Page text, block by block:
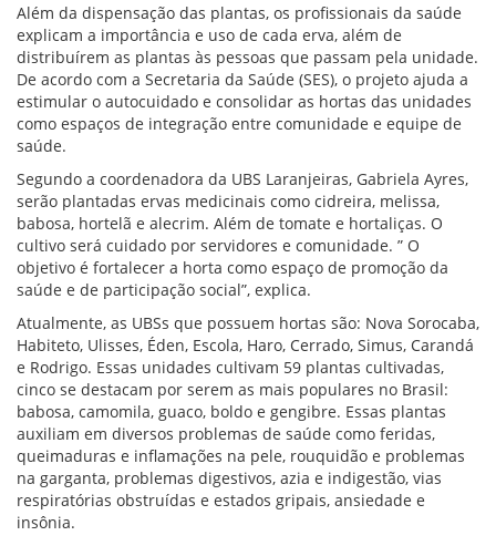
Além da dispensação das plantas, os profissionais da saúde
explicam a importância e uso de cada erva, além de
distribuírem as plantas às pessoas que passam pela unidade.
De acordo com a Secretaria da Saúde (SES), o projeto ajuda a
estimular o autocuidado e consolidar as hortas das unidades
como espaços de integração entre comunidade e equipe de
saúde.
Segundo a coordenadora da UBS Laranjeiras, Gabriela Ayres,
serão plantadas ervas medicinais como cidreira, melissa,
babosa, hortelã e alecrim. Além de tomate e hortaliças. O
cultivo será cuidado por servidores e comunidade. ” O
objetivo é fortalecer a horta como espaço de promoção da
saúde e de participação social”, explica.
Atualmente, as UBSs que possuem hortas são: Nova Sorocaba,
Habiteto, Ulisses, Éden, Escola, Haro, Cerrado, Simus, Carandá
e Rodrigo. Essas unidades cultivam 59 plantas cultivadas,
cinco se destacam por serem as mais populares no Brasil:
babosa, camomila, guaco, boldo e gengibre. Essas plantas
auxiliam em diversos problemas de saúde como feridas,
queimaduras e inflamações na pele, rouquidão e problemas
na garganta, problemas digestivos, azia e indigestão, vias
respiratórias obstruídas e estados gripais, ansiedade e
insônia.